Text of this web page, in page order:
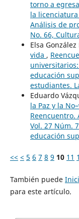
torno a
la
Análisis de
No. 66,
Elsa González
vida ,
educación
estudiantes.
Eduardo
la Paz y la
Vol. 27 Núm.
educación
<< < 5 6 7 8 9 10 11
También puede
para este artículo.